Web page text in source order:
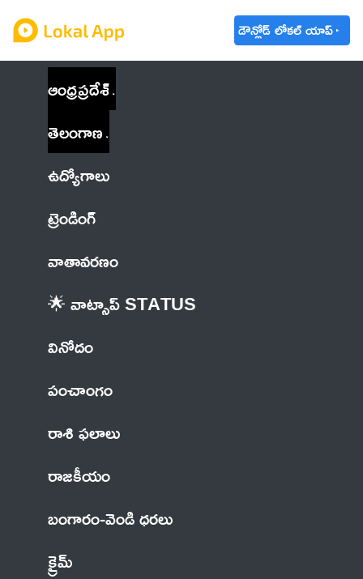
డౌన్లోడ్ లోకల్ యాప్
ఆంధ్రప్రదేశ్
తెలంగాణ
ఉద్యోగాలు
ట్రెండింగ్
వాతావరణం
🌟 వాట్సాప్ STATUS
వినోదం
పంచాంగం
రాశి ఫలాలు
రాజకీయం
బంగారం-వెండి ధరలు
క్రైమ్